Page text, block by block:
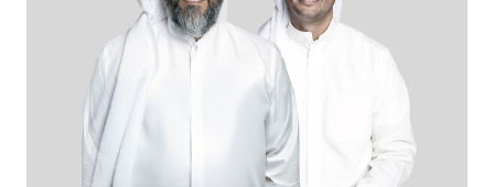
ضمن خطة توسّع طموحة تهدف إلى تقديم تجربة مازدا المتكاملة في
مختلف أنحاء العراق، وتشمل لاحقاً افتتاح مركزين إضافيين في أربيل
والبصرة. ولا تقتصر مهمتنا على تقديم السيارات الجديدة فحسب، بل
تشمل أيضاً خدمة مالكي سيارات مازدا الحاليين في مختلف أنحاء